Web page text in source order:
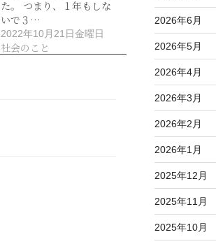
た。 つまり、１年もしな
いで３…
2022年10月21日金曜日
社会のこと
2026年6月
2026年5月
2026年4月
2026年3月
2026年2月
2026年1月
2025年12月
2025年11月
2025年10月